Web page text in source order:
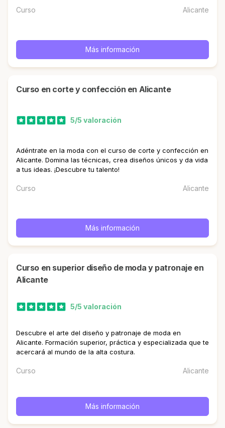
Curso Alicante
Más información
curso en corte y confección en Alicante
5/5 valoración
Adéntrate en la moda con el curso de corte y confección en
Alicante. Domina las técnicas, crea diseños únicos y da vida
a tus ideas. ¡Descubre tu talento!
Curso Alicante
Más información
curso en superior diseño de moda y patronaje en
Alicante
5/5 valoración
Descubre el arte del diseño y patronaje de moda en
Alicante. Formación superior, práctica y especializada que te
acercará al mundo de la alta costura.
Curso Alicante
Más información